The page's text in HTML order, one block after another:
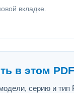
вкладке.
в этом PDF
серию и тип